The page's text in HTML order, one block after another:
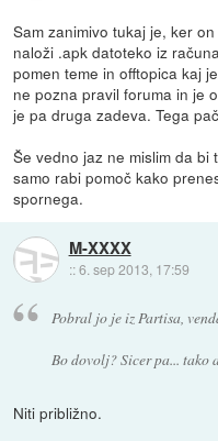
Sam zanimivo tukaj je, ker
naloži .apk datoteko iz
pomen teme in offtopica kaj
ne pozna pravil foruma in je
je pa druga zadeva. Tega
Še vedno jaz ne mislim da
samo rabi pomoč kako
spornega.
M-XXXX
::6. sep 2013, 17:59
Pobral jo je iz Partisa,
Bo dovolj? Sicer pa... tako
Niti približno.